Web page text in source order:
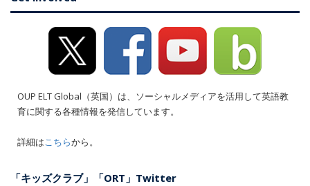
OUP ELT Global（英国）は、ソーシャルメディアを活用して英語教
育に関する各種情報を発信しています。
詳細はこちらから。
「キッズクラブ」「ORT」Twitter